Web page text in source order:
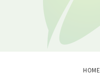
HOME